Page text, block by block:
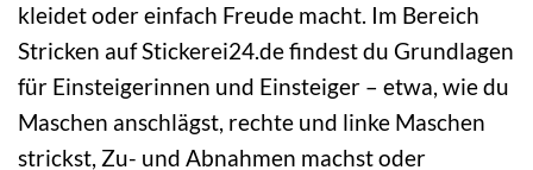
kleidet oder einfach Freude macht. Im Bereich
Stricken auf Stickerei24.de findest du Grundlagen
für Einsteigerinnen und Einsteiger – etwa, wie du
Maschen anschlägst, rechte und linke Maschen
strickst, Zu- und Abnahmen machst oder